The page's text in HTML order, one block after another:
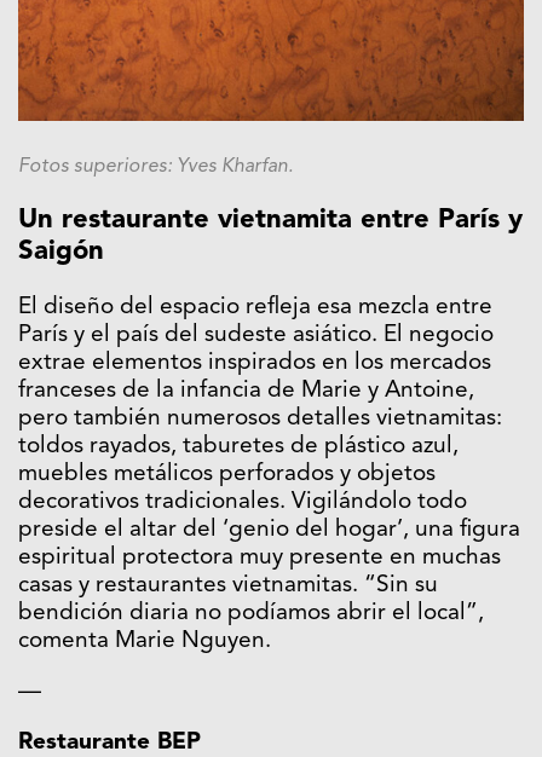
Fotos superiores: Yves Kharfan.
Un restaurante vietnamita entre París y
Saigón
El diseño del espacio refleja esa mezcla entre
París y el país del sudeste asiático. El negocio
extrae elementos inspirados en los mercados
franceses de la infancia de Marie y Antoine,
pero también numerosos detalles vietnamitas:
toldos rayados, taburetes de plástico azul,
muebles metálicos perforados y objetos
decorativos tradicionales. Vigilándolo todo
preside el altar del ‘genio del hogar’, una figura
espiritual protectora muy presente en muchas
casas y restaurantes vietnamitas. “Sin su
bendición diaria no podíamos abrir el local”,
comenta Marie Nguyen.
—
Restaurante BEP